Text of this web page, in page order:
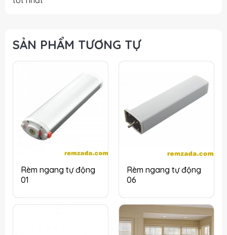
SẢN PHẨM TƯƠNG TỰ
Rèm ngang tự động
01
Rèm ngang tự động
06